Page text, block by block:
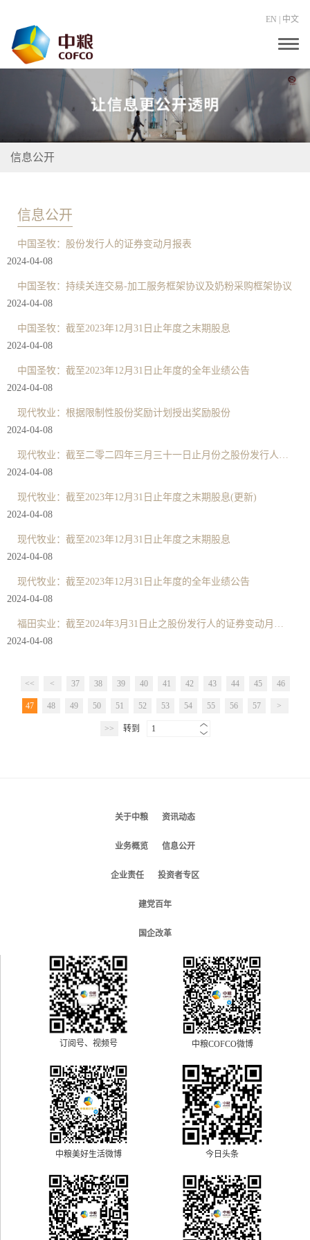
EN 中文
T
g
g
v
信息公开
信息公开
中国圣牧：股份发行人的证券变动月报表
2024-04-08
中国圣牧：持续关连交易-加工服务框架协议及奶粉采购框架协议
2024-04-08
中国圣牧：截至2023年12月31日止年度之末期股息
2024-04-08
中国圣牧：截至2023年12月31日止年度的全年业绩公告
2024-04-08
现代牧业：根据限制性股份奖励计划授出奖励股份
2024-04-08
2024-04-08
现代牧业：截至2023年12月31日止年度之末期股息(更新)
2024-04-08
现代牧业：截至2023年12月31日止年度之末期股息
2024-04-08
现代牧业：截至2023年12月31日止年度的全年业绩公告
2024-04-08
2024-04-08
<< < 37 38 39 40 41 42 43 44 45 46
47 48 49 50 51 52 53 54 55 56 57 >
>> 转到 1
关于中粮 资讯动态
业务概览 信息公开
企业责任 投资者专区
建党百年
国企改革
订阅号、视频号 中粮COFCO微博
中粮美好生活微博 今日头条